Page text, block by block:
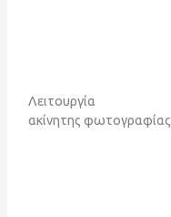
Λειτουργία
ακίνητης φωτογραφίας